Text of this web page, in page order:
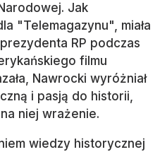
Jak
"Telemagazynu", miała
RP podczas
filmu
Nawrocki wyróżniał
i pasją do historii,
niej wrażenie.
wiedzy historycznej